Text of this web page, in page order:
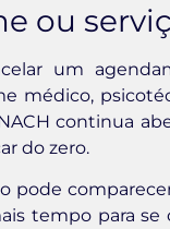
ou
um
médico,
continua
do zero.
pode
tempo para se